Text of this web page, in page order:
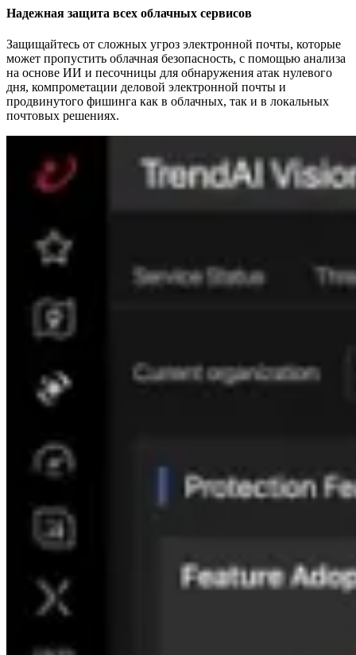
Надежная защита всех облачных сервисов
Защищайтесь от сложных угроз электронной почты, которые
может пропустить облачная безопасность, с помощью анализа
на основе ИИ и песочницы для обнаружения атак нулевого
дня, компрометации деловой электронной почты и
продвинутого фишинга как в облачных, так и в локальных
почтовых решениях.